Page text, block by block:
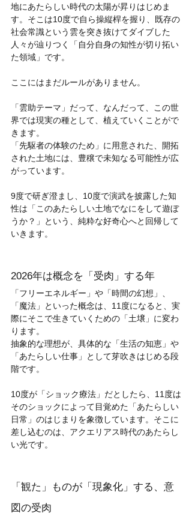
地にあたらしい時代の太陽が昇りはじめま
す。そこは10度で自ら操縦桿を握り、既存の
社会常識という雲を突き抜けてダイブした
人々が辿りつく「自分自身の知性が切り拓い
た領域」です。
ここにはまだルールがありません。
「雲助テーマ」だって、なんだって、この世
界では現実の種として、植えていくことがで
きます。
「先駆者の体験のため」に用意された、開拓
された土地には、豊穣で未知なる可能性が広
がっています。
9度で研ぎ澄まし、10度で演武を披露した知
性は「このあたらしい土地でなにをして遊ぼ
うか？」という、純粋な好奇心へと回帰して
いきます。
2026年は概念を「受肉」する年
「フリーエネルギー」や「時間の幻想」、
「魔法」といった概念は、11度になると、実
際にそこで生きていくための「土壌」に変わ
ります。
抽象的な理想が、具体的な「生活の知恵」や
「あたらしい仕事」として芽吹きはじめる段
階です。
10度が「ショック療法」だとしたら、11度は
そのショックによって目覚めた「あたらしい
日常」のはじまりを象徴しています。そこに
差し込むのは、アクエリアス時代のあたらし
い光です。
「観た」ものが「現象化」する、意
図の受肉